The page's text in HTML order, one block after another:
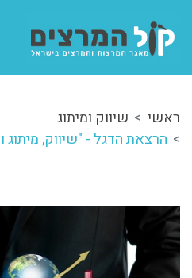
ראשי
שיווק ומיתוג
הרצאת הדגל - "שיווק, מיתוג